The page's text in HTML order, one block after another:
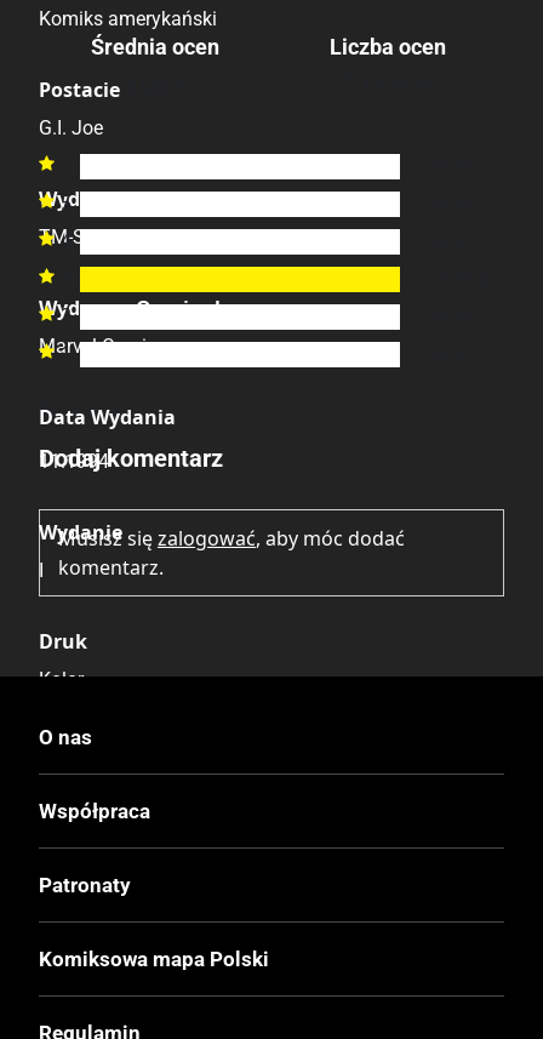
Komiks amerykański
Postacie
G.I. Joe
Wydawca Polski
TM-Semic
Wydawca Oryginalny
Marvel Comics
Data Wydania
11.1994
Wydanie
I
Druk
Kolor
Oprawa
170x260 mm
Liczba Stron
Średnia ocen Liczba ocen

5
4

2
1
Brak opinii.
Dodaj komentarz
Musisz sięzalogować, aby móc dodać
komentarz.
O nas
Współpraca
Patronaty
Komiksowa mapa Polski
Regulamin